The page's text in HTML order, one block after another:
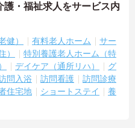
・福祉求人をサービス内
健） 有料老人ホーム
サー
）
特別養護老人ホーム（特
デイケア（通所リハ）
グ
問入浴 訪問看護
訪問診療
住宅地 ショートステイ
養